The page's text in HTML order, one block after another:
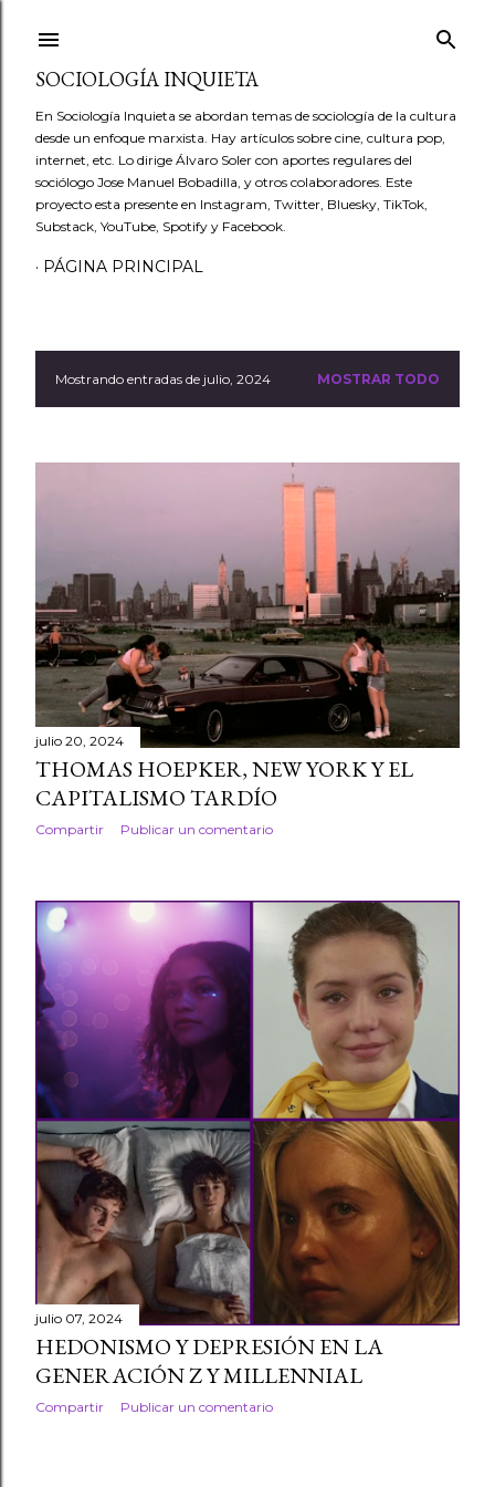
SOCIOLOGÍA INQUIETA
En Sociología Inquieta se abordan temas de sociología de la cultura
desde un enfoque marxista. Hay artículos sobre cine, cultura pop,
internet, etc. Lo dirige Álvaro Soler con aportes regulares del
sociólogo Jose Manuel Bobadilla, y otros colaboradores. Este
proyecto esta presente en Instagram, Twitter, Bluesky, TikTok,
Substack, YouTube, Spotify y Facebook.
PÁGINA PRINCIPAL
E
d
a
s
Mostrando entradas de julio, 2024 MOSTRAR TODO
julio 20, 2024
THOMAS HOEPKER, NEW YORK Y EL
CAPITALISMO TARDÍO
Compartir Publicar un comentario
julio 07, 2024
HEDONISMO Y DEPRESIÓN EN LA
GENERACIÓN Z Y MILLENNIAL
Compartir Publicar un comentario